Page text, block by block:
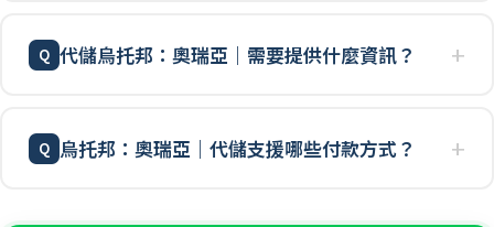
代儲烏托邦：奧瑞亞｜需要提供什麼資訊？
烏托邦：奧瑞亞｜代儲支援哪些付款方式？